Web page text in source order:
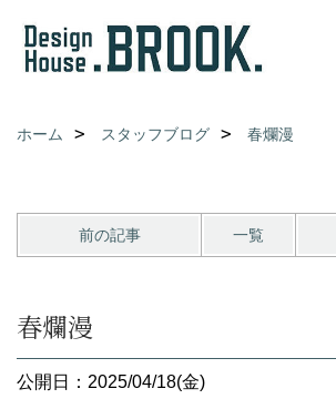
ホーム スタッフブログ 春爛漫
前の記事 一覧
春爛漫
公開日：2025/04/18(金)